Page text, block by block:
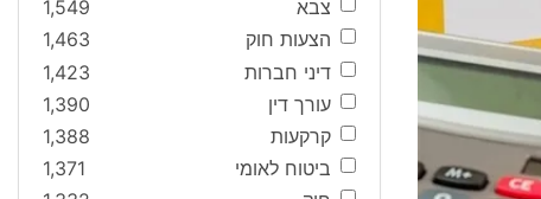
צבא
1,549
הצעות חוק
1,463
דיני חברות
1,423
עורך דין
1,390
קרקעות
1,388
ביטוח לאומי
1,371